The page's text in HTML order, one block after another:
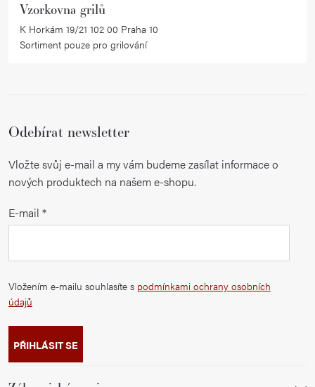
Vzorkovna grilů
K Horkám 19/21 102 00 Praha 10
Sortiment pouze pro grilování
Odebírat newsletter
Vložte svůj e-mail a my vám budeme zasílat informace o
nových produktech na našem e-shopu.
E-mail
Vložením e-mailu souhlasíte s podmínkami ochrany osobních
údajů
PŘIHLÁSIT SE